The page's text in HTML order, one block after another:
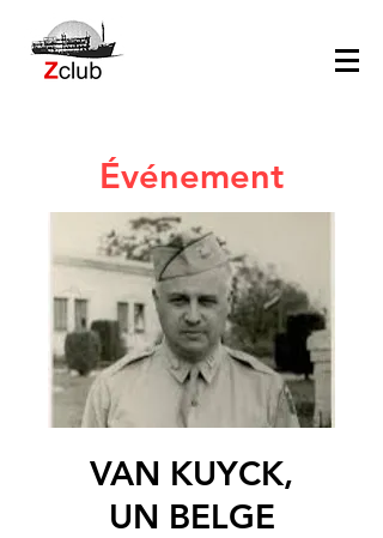
Événement
VAN KUYCK,
UN BELGE